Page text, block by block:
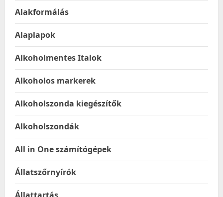
Alakformálás
Alaplapok
Alkoholmentes Italok
Alkoholos markerek
Alkoholszonda kiegészítők
Alkoholszondák
All in One számítógépek
Állatszőrnyírók